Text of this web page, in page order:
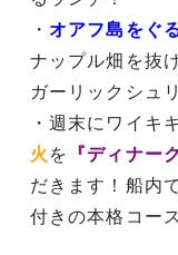
・オアフ島をぐ
ナップル畑を抜
ガーリックシュ
・週末にワイキ
火 を 『ディナー
だきます！船内
付きの本格コー